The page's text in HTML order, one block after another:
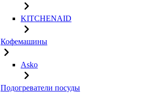
KITCHENAID
Кофемашины
Asko
Подогреватели посуды